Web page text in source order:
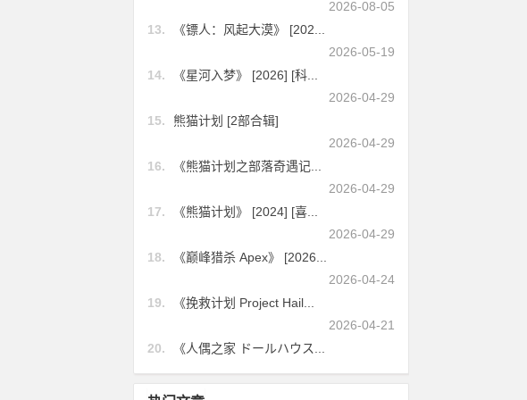
2026-08-05
13.
《镖人：风起大漠》 [202...
2026-05-19
14.
《星河入梦》 [2026] [科...
2026-04-29
15.
熊猫计划 [2部合辑]
2026-04-29
16.
《熊猫计划之部落奇遇记...
2026-04-29
17.
《熊猫计划》 [2024] [喜...
2026-04-29
18.
《巅峰猎杀 Apex》 [2026...
2026-04-24
19.
《挽救计划 Project Hail...
2026-04-21
20.
《人偶之家 ドールハウス...